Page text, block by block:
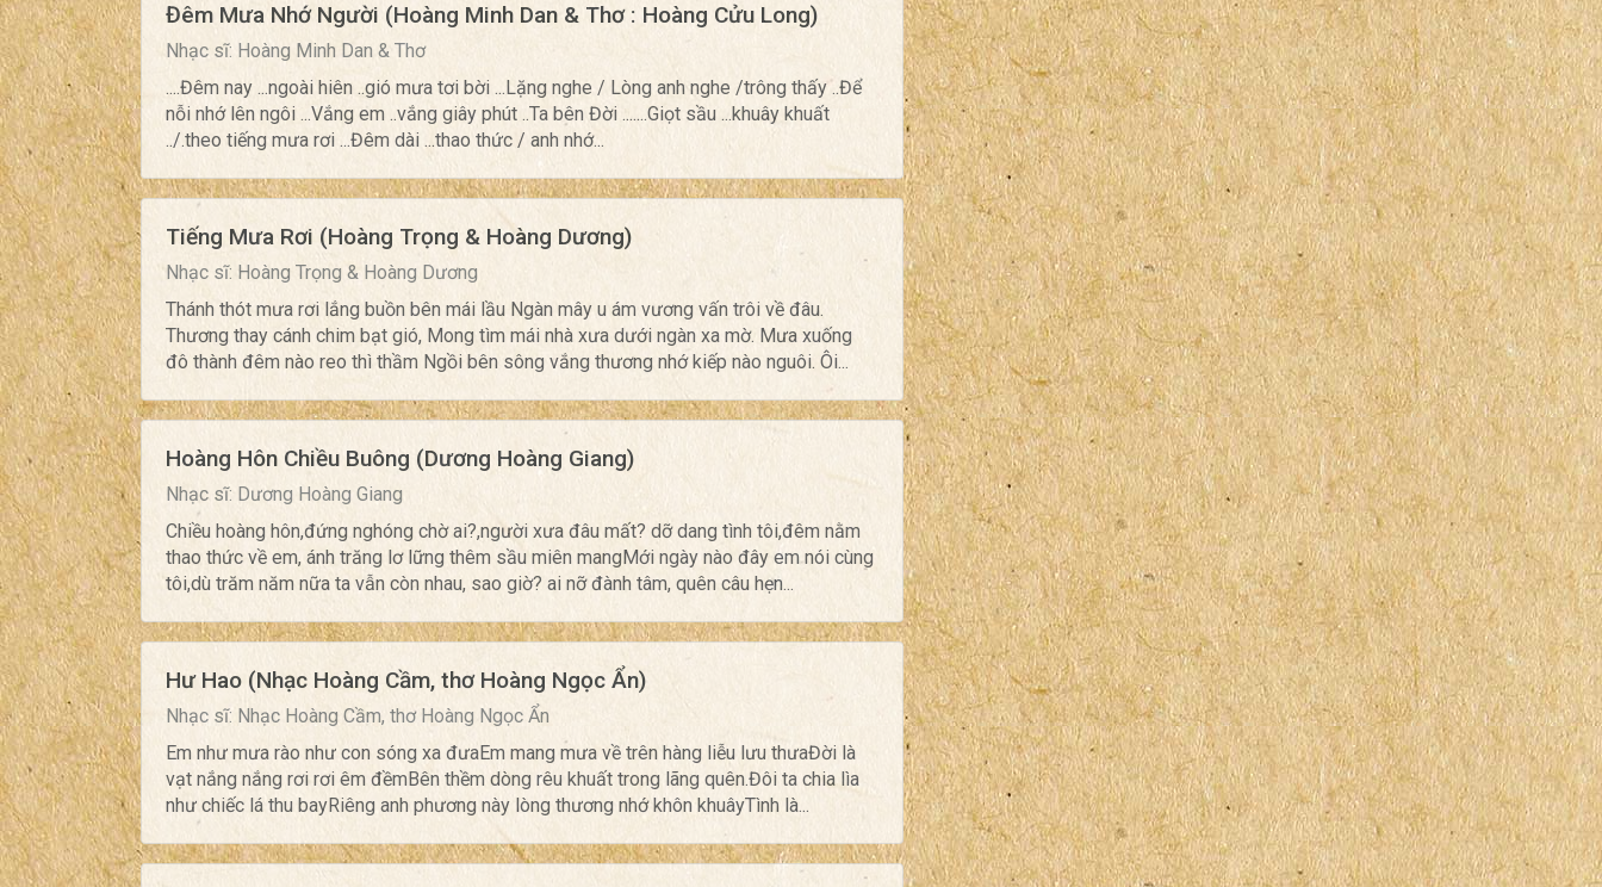
Đêm Mưa Nhớ Người (Hoàng Minh Dan & Thơ : Hoàng Cửu Long)
Nhạc sĩ: Hoàng Minh Dan & Thơ
....Đêm nay ...ngoài hiên ..gió mưa tơi bời ...Lặng nghe / Lòng anh nghe /trông thấy ..Để
nỗi nhớ lên ngôi ...Vắng em ..vắng giây phút ..Ta bên Đời .......Giọt sầu ...khuây khuất
../.theo tiếng mưa rơi ...Đêm dài ...thao thức / anh nhớ...
Tiếng Mưa Rơi (Hoàng Trọng & Hoàng Dương)
Nhạc sĩ: Hoàng Trọng & Hoàng Dương
Thánh thót mưa rơi lắng buồn bên mái lầu Ngàn mây u ám vương vấn trôi về đâu.
Thương thay cánh chim bạt gió, Mong tìm mái nhà xưa dưới ngàn xa mờ. Mưa xuống
đô thành đêm nào reo thì thầm Ngồi bên sông vắng thương nhớ kiếp nào nguôi. Ôi...
Hoàng Hôn Chiều Buông (Dương Hoàng Giang)
Nhạc sĩ: Dương Hoàng Giang
Chiều hoàng hôn,đứng nghóng chờ ai?,người xưa đâu mất? dỡ dang tình tôi,đêm nằm
thao thức về em, ánh trăng lơ lững thêm sầu miên mangMới ngày nào đây em nói cùng
tôi,dù trăm năm nữa ta vẫn còn nhau, sao giờ? ai nỡ đành tâm, quên câu hẹn...
Hư Hao (Nhạc Hoàng Cầm, thơ Hoàng Ngọc Ẩn)
Nhạc sĩ: Nhạc Hoàng Cầm, thơ Hoàng Ngọc Ẩn
Em như mưa rào như con sóng xa đưaEm mang mưa về trên hàng liễu lưu thưaĐời là
vạt nắng nắng rơi rơi êm đềmBên thềm dòng rêu khuất trong lãng quên.Đôi ta chia lìa
như chiếc lá thu bayRiêng anh phương này lòng thương nhớ khôn khuâyTình là...